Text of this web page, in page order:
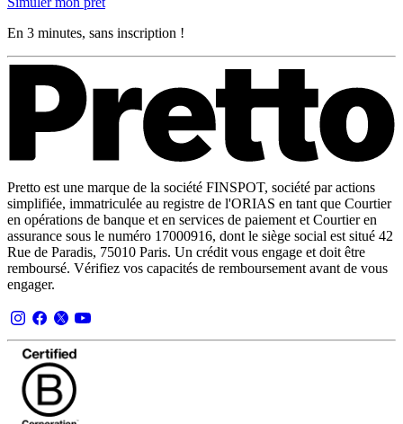
En 3 minutes, sans inscription !
Pretto est une marque de la société FINSPOT, société par actions
simplifiée, immatriculée au registre de l'ORIAS en tant que Courtier
en opérations de banque et en services de paiement et Courtier en
assurance sous le numéro 17000916, dont le siège social est situé 42
Rue de Paradis, 75010 Paris. Un crédit vous engage et doit être
remboursé. Vérifiez vos capacités de remboursement avant de vous
engager.